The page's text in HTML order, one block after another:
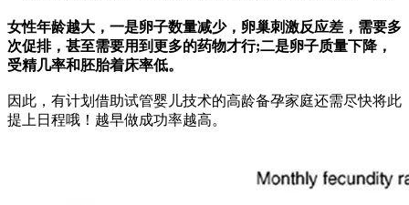
女性年龄越大，一是卵子数量减少，卵巢刺激反应差，需要多
次促排，甚至需要用到更多的药物才行;二是卵子质量下降，
受精几率和胚胎着床率低。
因此，有计划借助试管婴儿技术的高龄备孕家庭还需尽快将此
提上日程哦！越早做成功率越高。